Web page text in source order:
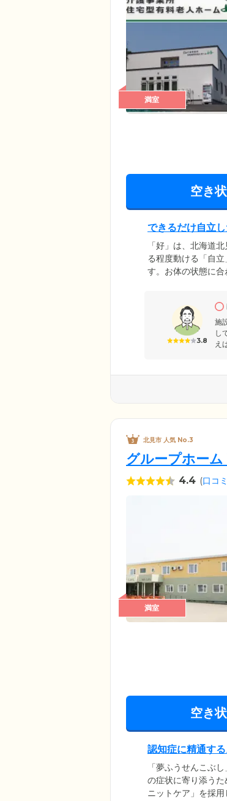
満室
空き
できるだけ自立
「好」は、北海道
る程度動ける「自
す。お体の状態に
ださい。ご入居者
スの充実に努めて
3.8
施
し
え
北見市 人気 No.3
グループホー
4.4 (口コ
満室
空き
認知症に精通す
「夢ふうせんこぶ
の症状に寄り添う
ニットケア」を採